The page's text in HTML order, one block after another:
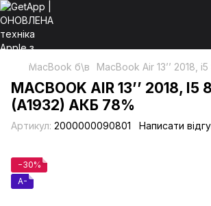
MacBook б\в MacBook Air 13’’ 2018,
MACBOOK AIR 13’’ 2018, I5
(A1932) АКБ 78%
Артикул: 2000000090801 Написати
−30%
A-